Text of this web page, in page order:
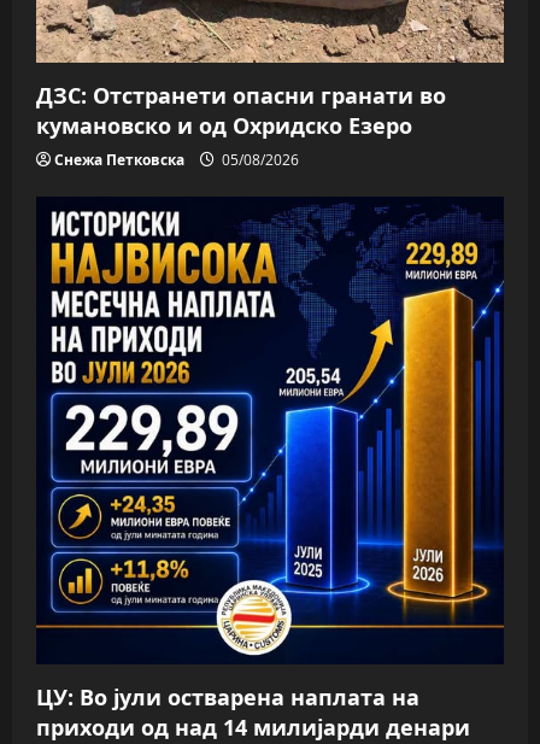
ДЗС: Отстранети опасни гранати во
кумановско и од Охридско Езеро
Снежа Петковска 05/08/2026
ЦУ: Во јули остварена наплата на
приходи од над 14 милијарди денари